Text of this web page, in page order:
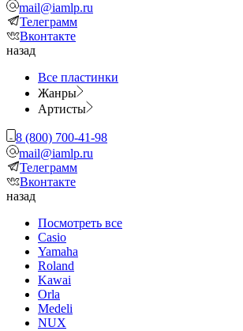
mail@iamlp.ru
Телеграмм
Вконтакте
назад
Все пластинки
Жанры
Артисты
8 (800) 700-41-98
mail@iamlp.ru
Телеграмм
Вконтакте
назад
Посмотреть все
Casio
Yamaha
Roland
Kawai
Orla
Medeli
NUX